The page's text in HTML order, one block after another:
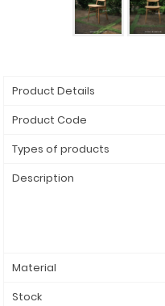
Product Details
Product Code
Types of products
Description
Material
Stock